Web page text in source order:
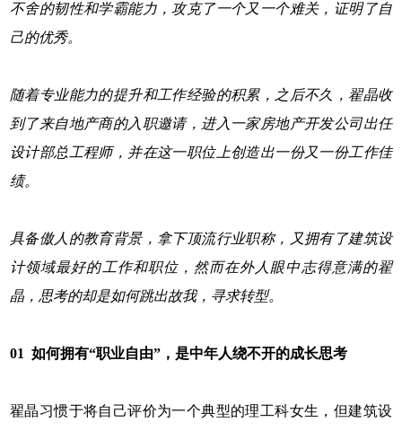
不舍的韧性和学霸能力，攻克了一个又一个难关，证明了自
己的优秀。
随着专业能力的提升和工作经验的积累，之后不久，翟晶收
到了来自地产商的入职邀请，进入一家房地产开发公司出任
设计部总工程师，并在这一职位上创造出一份又一份工作佳
绩。
具备傲人的教育背景，拿下顶流行业职称，又拥有了建筑设
计领域最好的工作和职位，然而在外人眼中志得意满的翟
晶，思考的却是如何跳出故我，寻求转型。
01 如何拥有“职业自由”，是中年人绕不开的成长思考
翟晶习惯于将自己评价为一个典型的理工科女生，但建筑设